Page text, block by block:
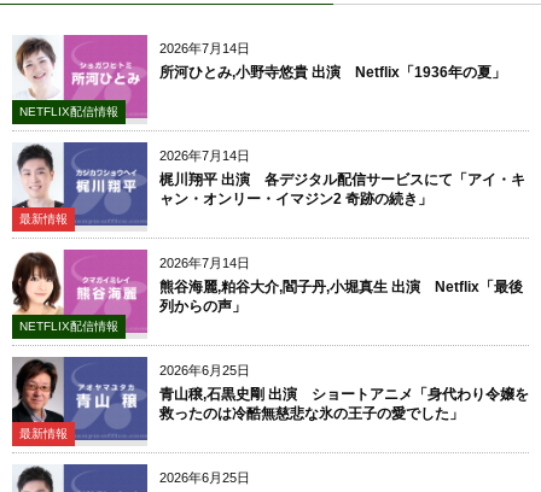
2026年7月14日
NETFLIX配信情報
所河ひとみ,小野寺悠貴 出演 Netflix「1936年の夏」
2026年7月14日
最新情報
梶川翔平 出演 各デジタル配信サービスにて「アイ・キ
ャン・オンリー・イマジン2 奇跡の続き」
2026年7月14日
NETFLIX配信情報
熊谷海麗,粕谷大介,閻子丹,小堀真生 出演 Netflix「最後
列からの声」
2026年6月25日
最新情報
青山穣,石黒史剛 出演 ショートアニメ「身代わり令嬢を
救ったのは冷酷無慈悲な氷の王子の愛でした」
2026年6月25日